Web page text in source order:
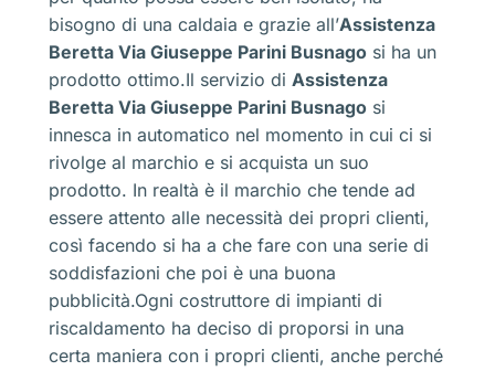
bisogno di una caldaia e grazie all’Assistenza
Beretta Via Giuseppe Parini Busnago si ha un
prodotto ottimo.Il servizio di Assistenza
Beretta Via Giuseppe Parini Busnago si
innesca in automatico nel momento in cui ci si
rivolge al marchio e si acquista un suo
prodotto. In realtà è il marchio che tende ad
essere attento alle necessità dei propri clienti,
così facendo si ha a che fare con una serie di
soddisfazioni che poi è una buona
pubblicità.Ogni costruttore di impianti di
riscaldamento ha deciso di proporsi in una
certa maniera con i propri clienti, anche perché